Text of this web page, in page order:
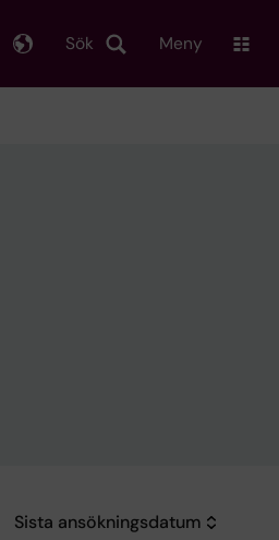
Sök Meny
Sista ansökningsdatum Sort